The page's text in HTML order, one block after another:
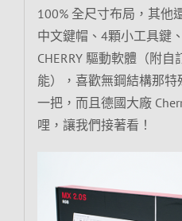
100% 全尺寸布局，其他
中文鍵帽、4顆小工具鍵
CHERRY 驅動軟體（附
能），喜歡無鋼結構那
一把，而且德國大廠
哩，讓我們接著看！